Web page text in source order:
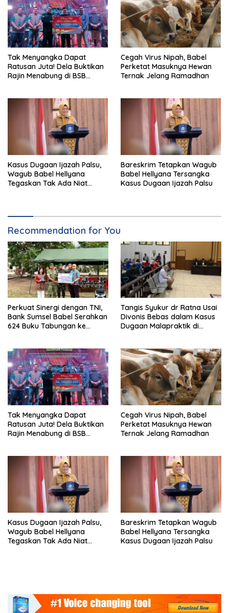
Tak Menyangka Dapat
Ratusan Juta! Dela Buktikan
Rajin Menabung di BSB
Cegah Virus Nipah, Babel
Perketat Masuknya Hewan
Ternak Jelang Ramadhan
Kasus Dugaan Ijazah Palsu,
Wagub Babel Hellyana
Tegaskan Tak Ada Niat
Bareskrim Tetapkan Wagub
Babel Hellyana Tersangka
Kasus Dugaan Ijazah Palsu
Recommendation for You
Perkuat Sinergi dengan TNI,
Bank Sumsel Babel Serahkan
624 Buku Tabungan ke
Tangis Syukur dr Ratna Usai
Divonis Bebas dalam Kasus
Dugaan Malapraktik di
Tak Menyangka Dapat
Ratusan Juta! Dela Buktikan
Rajin Menabung di BSB
Cegah Virus Nipah, Babel
Perketat Masuknya Hewan
Ternak Jelang Ramadhan
Kasus Dugaan Ijazah Palsu,
Wagub Babel Hellyana
Tegaskan Tak Ada Niat
Bareskrim Tetapkan Wagub
Babel Hellyana Tersangka
Kasus Dugaan Ijazah Palsu